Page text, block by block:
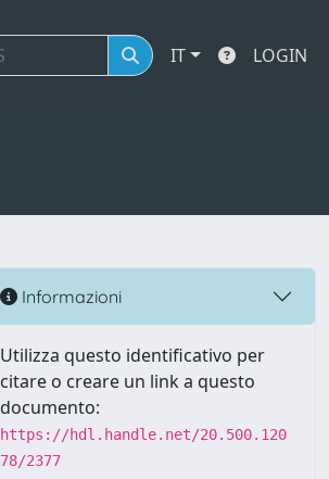
IT LOGIN
Informazioni
Utilizza questo identificativo per
citare o creare un link a questo
documento:
https://hdl.handle.net/20.500.120
78/2377